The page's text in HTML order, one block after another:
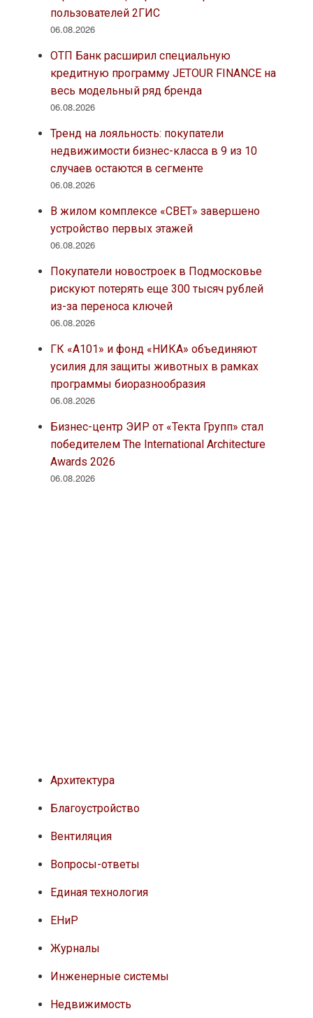
пользователей 2ГИС
06.08.2026
ОТП Банк расширил специальную
кредитную программу JETOUR FINANCE на
весь модельный ряд бренда
06.08.2026
Тренд на лояльность: покупатели
недвижимости бизнес-класса в 9 из 10
случаев остаются в сегменте
06.08.2026
В жилом комплексе «СВЕТ» завершено
устройство первых этажей
06.08.2026
Покупатели новостроек в Подмосковье
рискуют потерять еще 300 тысяч рублей
из-за переноса ключей
06.08.2026
ГК «А101» и фонд «НИКА» объединяют
усилия для защиты животных в рамках
программы биоразнообразия
06.08.2026
Бизнес-центр ЭИР от «Текта Групп» стал
победителем The International Architecture
Awards 2026
06.08.2026
Архитектура
Благоустройство
Вентиляция
Вопросы-ответы
Единая технология
ЕНиР
Журналы
Инженерные системы
Недвижимость